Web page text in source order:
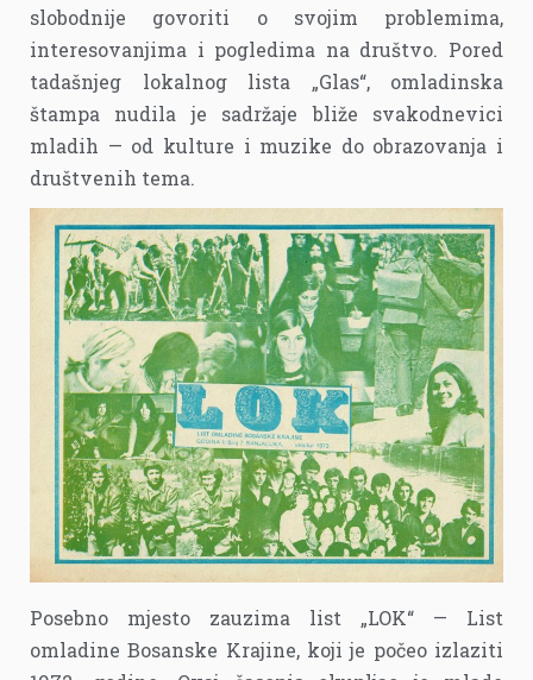
slobodnije govoriti o svojim problemima,
interesovanjima i pogledima na društvo. Pored
tadašnjeg lokalnog lista „Glas“, omladinska
štampa nudila je sadržaje bliže svakodnevici
mladih — od kulture i muzike do obrazovanja i
društvenih tema.
Posebno mjesto zauzima list „LOK“ — List
omladine Bosanske Krajine, koji je počeo izlaziti